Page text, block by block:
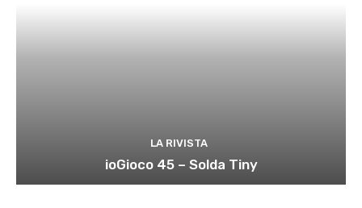
LA RIVISTA
ioGioco 45 – Solda Tiny